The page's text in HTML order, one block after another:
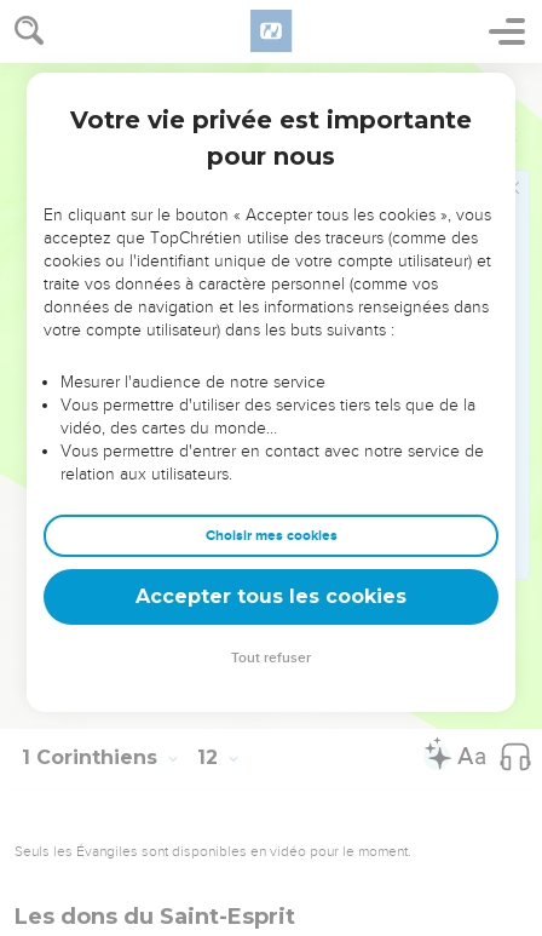
1 Corinthiens 11
vous boirez de cette coupe, vous annoncerez la mort du
Seigneur jusques à ce qu'il vienne.
C'est pourquoi quiconque mangera de ce pain, ou boira
corps et du sang du Seigneur.
Que chacun donc s'éprouve soi-même, et ainsi qu'il
Car celui qui [en] mange et qui [en] boit indignement,
mange et boit sa condamnation, ne distinguant point le
corps du Seigneur.
Et c'est pour cela que plusieurs sont faibles et malades
Car si nous nous jugions nous-mêmes, nous ne serions
point jugés.
Mais quand nous sommes jugés, nous sommes enseignés
par le Seigneur, afin que nous ne soyons point condamnés
avec le monde.
C'est pourquoi, mes frères, quand vous vous assemblez
pour manger, attendez-vous l'un l'autre.
Et si quelqu'un a faim, qu'il mange en sa maison, afin que
vous ne vous assembliez pas pour votre condamnation.
1 Corinthiens 12
Seuls les Évangiles sont disponibles en vidéo pour le moment.
Les dons du Saint-Esprit
Votre vie privée est importante
pour nous
En cliquant sur le bouton « Accepter tous les cookies », vous
acceptez que TopChrétien utilise des traceurs (comme des
cookies ou l'identifiant unique de votre compte utilisateur) et
traite vos données à caractère personnel (comme vos
données de navigation et les informations renseignées dans
votre compte utilisateur) dans les buts suivants :
Mesurer l'audience de notre service
Vous permettre d'utiliser des services tiers tels que de la
vidéo, des cartes du monde…
Vous permettre d'entrer en contact avec notre service de
relation aux utilisateurs.
Choisir mes cookies
Accepter tous les cookies
Tout refuser